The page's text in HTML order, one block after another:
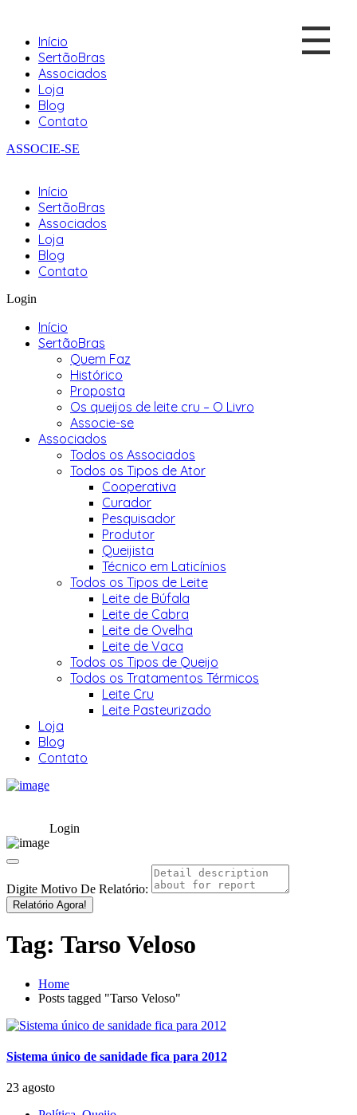
Início
SertãoBras
Associados
Loja
Blog
Contato
ASSOCIE-SE
Início
SertãoBras
Associados
Loja
Blog
Contato
☰
Login
Início
SertãoBras
Quem Faz
Histórico
Proposta
Os queijos de leite cru – O Livro
Associe-se
Associados
Todos os Associados
Todos os Tipos de Ator
Cooperativa
Curador
Pesquisador
Produtor
Queijista
Técnico em Laticínios
Todos os Tipos de Leite
Leite de Búfala
Leite de Cabra
Leite de Ovelha
Leite de Vaca
Todos os Tipos de Queijo
Todos os Tratamentos Térmicos
Leite Cru
Leite Pasteurizado
Loja
Blog
Contato
Login
Digite Motivo De Relatório:
Relatório Agora!
Tag: Tarso Veloso
Home
Posts tagged "Tarso Veloso"
Sistema único de sanidade fica para 2012
23 agosto